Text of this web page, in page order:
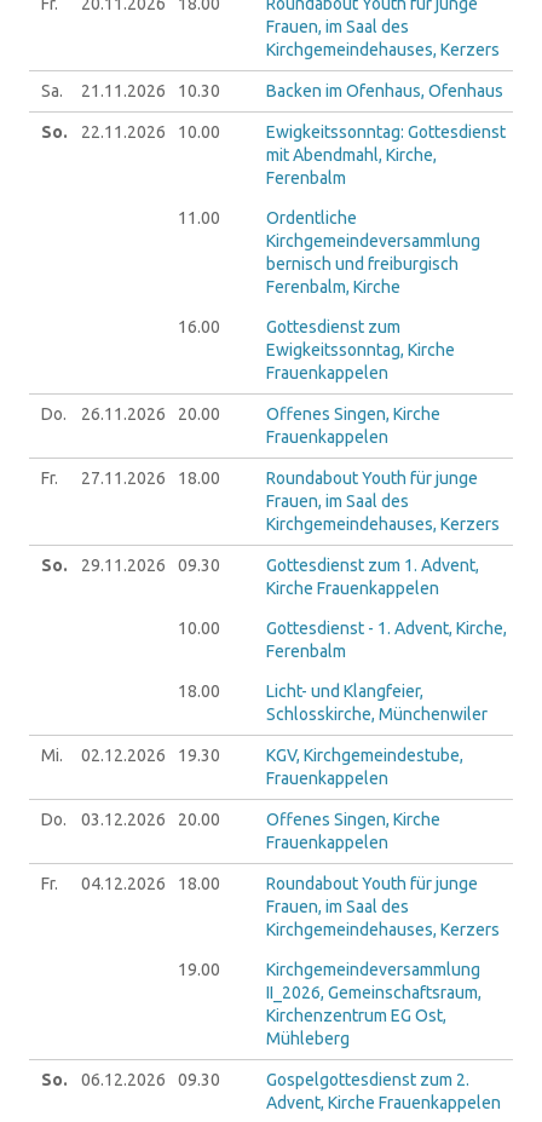
Frauen, im Saal des
Kirchgemeindehauses, Kerzers
Sa. 21.11.2026 10.30 Backen im Ofenhaus, Ofenhaus
So. 22.11.2026 10.00
Ewigkeitssonntag: Gottesdienst
mit Abendmahl, Kirche,
Ferenbalm
11.00
Ordentliche
Kirchgemeindeversammlung
bernisch und freiburgisch
Ferenbalm, Kirche
16.00
Gottesdienst zum
Ewigkeitssonntag, Kirche
Frauenkappelen
Do. 26.11.2026 20.00
Offenes Singen, Kirche
Frauenkappelen
Fr. 27.11.2026 18.00
Roundabout Youth für junge
Frauen, im Saal des
Kirchgemeindehauses, Kerzers
So. 29.11.2026 09.30
Gottesdienst zum 1. Advent,
Kirche Frauenkappelen
10.00
Gottesdienst - 1. Advent, Kirche,
Ferenbalm
18.00
Licht- und Klangfeier,
Schlosskirche, Münchenwiler
Mi. 02.12.2026 19.30
KGV, Kirchgemeindestube,
Frauenkappelen
Do. 03.12.2026 20.00
Offenes Singen, Kirche
Frauenkappelen
Fr. 04.12.2026 18.00
Roundabout Youth für junge
Frauen, im Saal des
Kirchgemeindehauses, Kerzers
19.00
Kirchgemeindeversammlung
II_2026, Gemeinschaftsraum,
Kirchenzentrum EG Ost,
Mühleberg
So. 06.12.2026 09.30
Gospelgottesdienst zum 2.
Advent, Kirche Frauenkappelen